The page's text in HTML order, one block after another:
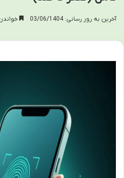
آخرین به روز رسانی: 03/06/1404 خواندن این